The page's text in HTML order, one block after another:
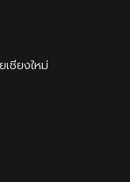
ชียงใหม่